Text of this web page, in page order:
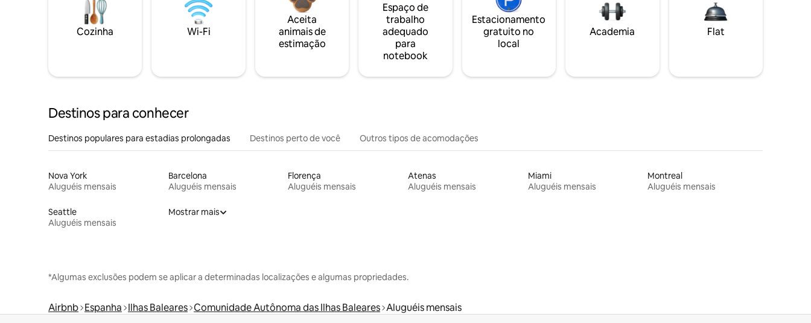
Cozinha Wi-Fi
Aceita
animais de
estimação
Espaço de
trabalho
adequado
para
notebook
Estacionamento
gratuito no
local
Academia Flat
Destinos para conhecer
Destinos populares para estadias prolongadas Destinos perto de você Outros tipos de acomodações
Nova York
Aluguéis mensais
Barcelona
Aluguéis mensais
Florença
Aluguéis mensais
Atenas
Aluguéis mensais
Miami
Aluguéis mensais
Montreal
Aluguéis mensais
Seattle
Aluguéis mensais
Mostrar mais
*Algumas exclusões podem se aplicar a determinadas localizações e algumas propriedades.
Airbnb Espanha Ilhas Baleares Comunidade Autônoma das Ilhas Baleares Aluguéis mensais